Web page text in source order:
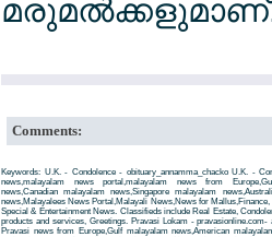
Comments:
Keywords: U.K. - Condolence - obituary_annamma_chacko U.K. -
news,malayalam news portal,malayalam news from
news,Canadian malayalam news,Singapore malayalam
news,Malayalees News Portal,Malayali News,News for
Special & Entertainment News. Classifieds include Real Estate,
products and services, Greetings. Pravasi Lokam -
Pravasi news from Europe,Gulf malayalam news,American